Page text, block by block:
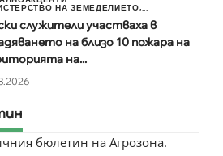
НА ЗЕМЕДЕЛИЕТО,...
служители участваха в
на близо 10 пожара на
на...
бюлетин на Агрозона.